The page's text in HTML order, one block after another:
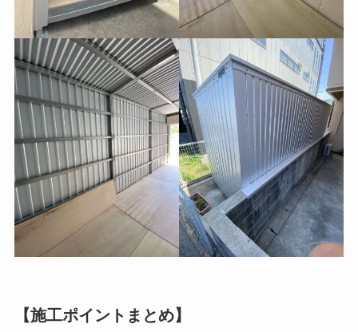
【施工ポイントまとめ】